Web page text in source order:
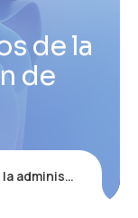
de la
de
de justicia"